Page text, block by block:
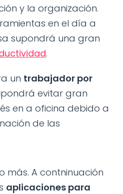
y la organización.
en el día a
supondrá una gran
.
un trabajador por
evitar gran
en a oficina debido a
de las
más. A contninuación
aplicaciones para